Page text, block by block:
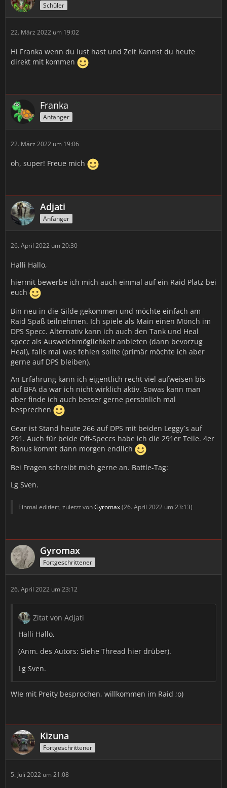
Schüler
22. März 2022 um 19:02
Hi Franka wenn du lust hast und Zeit Kannst du heute
direkt mit kommen
Franka
Anfänger
22. März 2022 um 19:06
oh, super! Freue mich
Adjati
Anfänger
26. April 2022 um 20:30
Halli Hallo,
hiermit bewerbe ich mich auch einmal auf ein Raid Platz bei
euch
Bin neu in die Gilde gekommen und möchte einfach am
Raid Spaß teilnehmen. Ich spiele als Main einen Mönch im
DPS Specc. Alternativ kann ich auch den Tank und Heal
specc als Ausweichmöglichkeit anbieten (dann bevorzug
Heal), falls mal was fehlen sollte (primär möchte ich aber
gerne auf DPS bleiben).
An Erfahrung kann ich eigentlich recht viel aufweisen bis
auf BFA da war ich nicht wirklich aktiv. Sowas kann man
aber finde ich auch besser gerne persönlich mal
besprechen
Gear ist Stand heute 266 auf DPS mit beiden Leggy´s auf
291. Auch für beide Off-Speccs habe ich die 291er Teile. 4er
Bonus kommt dann morgen endlich
Bei Fragen schreibt mich gerne an. Battle-Tag:
Lg Sven.
Einmal editiert, zuletzt vonGyromax(26. April 2022 um 23:13)
Gyromax
Fortgeschrittener
26. April 2022 um 23:12
Zitat von Adjati
Halli Hallo,
(Anm. des Autors: Siehe Thread hier drüber).
Lg Sven.
WIe mit Preity besprochen, willkommen im Raid ;o)
Kizuna
Fortgeschrittener
5. Juli 2022 um 21:08